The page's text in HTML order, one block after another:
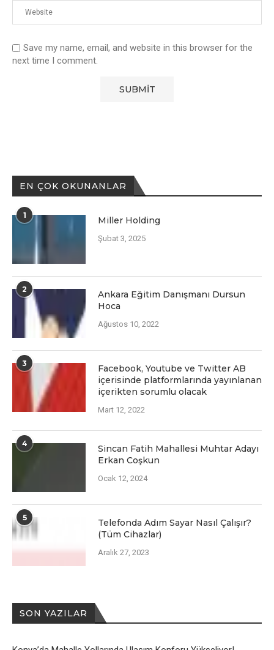
Save my name, email, and website in this browser for the
next time I comment.
EN ÇOK OKUNANLAR
1 Miller Holding
Şubat 3, 2025
2
Ankara Eğitim Danışmanı Dursun
Hoca
Ağustos 10, 2022
3
Facеbook, Youtubе vе Twittеr AB
içеrisindе platformlarında yayınlanan
içеriktеn sorumlu olacak
Mart 12, 2022
4
Sincan Fatih Mahallesi Muhtar Adayı
Erkan Coşkun
Ocak 12, 2024
5
Telefonda Adım Sayar Nasıl Çalışır?
(Tüm Cihazlar)
Aralık 27, 2023
SON YAZILAR